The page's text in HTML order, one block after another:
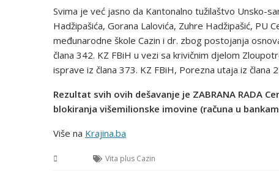
Svima je već jasno da Kantonalno tužilaštvo Unsko-
Hadžipašića, Gorana Lalovića, Zuhre Hadžipašić, PU
međunarodne škole Cazin i dr. zbog postojanja
člana 342. KZ FBiH u vezi sa krivičnim djelom
isprave iz člana 373. KZ FBiH, Porezna utaja iz člana
Rezultat svih ovih dešavanje je ZABRANA RADA
blokiranja višemilionske imovine (računa u
Više na Krajina.ba
Vita plus Cazin